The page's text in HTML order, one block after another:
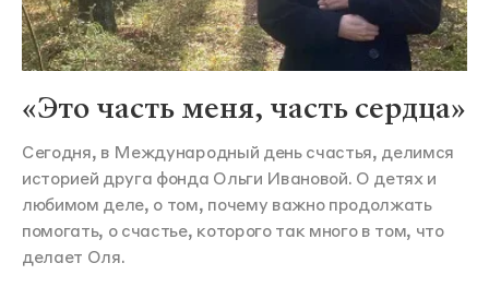
«Это часть меня, часть сердца»
Сегодня, в Международный день счастья, делимся
историей друга фонда Ольги Ивановой. О детях и
любимом деле, о том, почему важно продолжать
помогать, о счастье, которого так много в том, что
делает Оля.